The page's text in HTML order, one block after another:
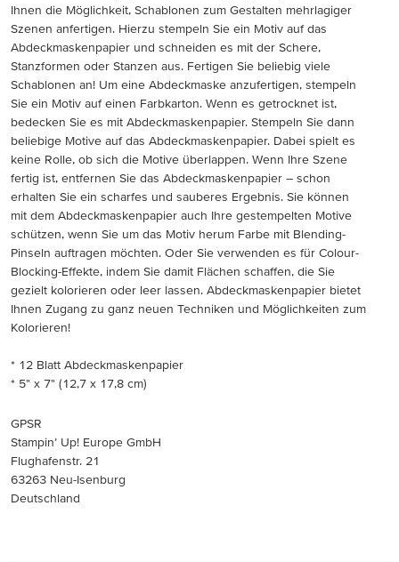
Ihnen die Möglichkeit, Schablonen zum Gestalten mehrlagiger
Szenen anfertigen. Hierzu stempeln Sie ein Motiv auf das
Abdeckmaskenpapier und schneiden es mit der Schere,
Stanzformen oder Stanzen aus. Fertigen Sie beliebig viele
Schablonen an! Um eine Abdeckmaske anzufertigen, stempeln
Sie ein Motiv auf einen Farbkarton. Wenn es getrocknet ist,
bedecken Sie es mit Abdeckmaskenpapier. Stempeln Sie dann
beliebige Motive auf das Abdeckmaskenpapier. Dabei spielt es
keine Rolle, ob sich die Motive überlappen. Wenn Ihre Szene
fertig ist, entfernen Sie das Abdeckmaskenpapier – schon
erhalten Sie ein scharfes und sauberes Ergebnis. Sie können
mit dem Abdeckmaskenpapier auch Ihre gestempelten Motive
schützen, wenn Sie um das Motiv herum Farbe mit Blending-
Pinseln auftragen möchten. Oder Sie verwenden es für Colour-
Blocking-Effekte, indem Sie damit Flächen schaffen, die Sie
gezielt kolorieren oder leer lassen. Abdeckmaskenpapier bietet
Ihnen Zugang zu ganz neuen Techniken und Möglichkeiten zum
Kolorieren!
* 12 Blatt Abdeckmaskenpapier
* 5" x 7" (12,7 x 17,8 cm)
GPSR
Stampin’ Up! Europe GmbH
Flughafenstr. 21
63263 Neu-Isenburg
Deutschland